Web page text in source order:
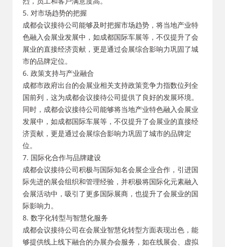
5. 对市场趋势的把握
成都会议接待公司能够及时把握市场趋势，将当地产业特
色融入会展业发展中，如成都国际车展等，不仅提升了会
展业的直接经济贡献，更是通过会展综合影响力巩固了城
市的品牌定位。
6. 政策支持与产业融合
成都市政府出台的会展业相关支持政策竞争力指数位列全
国前列，这为成都会议接待公司提供了良好的发展环境。
同时，成都会议接待公司能够将当地产业特色融入会展业
发展中，如成都国际车展等，不仅提升了会展业的直接经
济贡献，更是通过会展综合影响力巩固了城市的品牌定
位。
7. 国际化合作与品牌建设
成都会议接待公司积极与国际知名会展企业合作，引进国
际先进的展会组织和管理经验，并积极将国际化元素融入
会展活动中，吸引了更多国际展商，也提升了会展业的国
际影响力。
8. 数字化转型与智慧化服务
成都会议接待公司在会展业智慧化转型方面表现出色，能
够提供线上线下融合的办展办会服务，如在线展会、虚拟